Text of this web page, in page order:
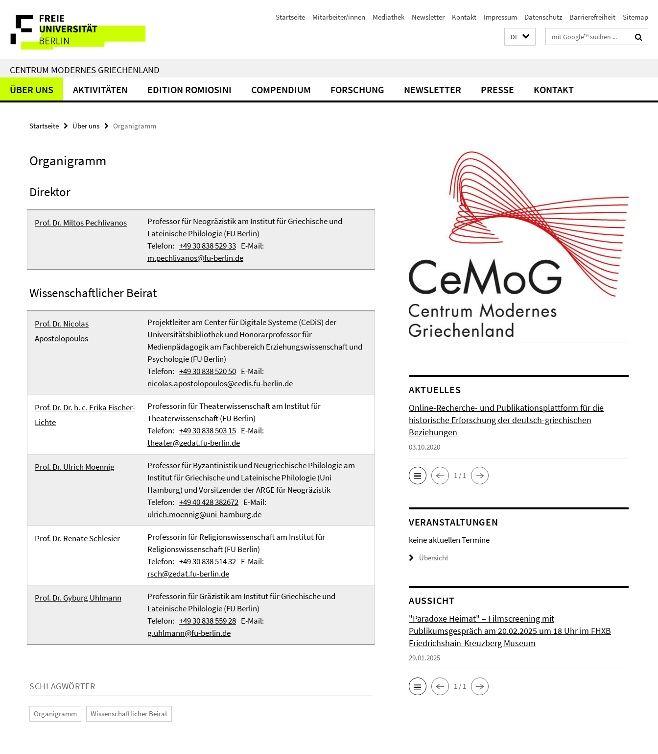
direkt
Inhalt
Service-
Navigation
Startseite Mitarbeiter/innen Mediathek Newsletter Kontakt Impressum Datenschutz Barrierefreiheit Sitemap
DE Suchbegriffe
CENTRUM MODERNES GRIECHENLAND
ÜBER UNS AKTIVITÄTEN EDITION ROMIOSINI COMPENDIUM FORSCHUNG NEWSLETTER PRESSE KONTAKT
Startseite Über uns Organigramm
Organigramm
Direktor
Prof. Dr. Miltos Pechlivanos
Professor für Neogräzistik am Institut für Griechische und
Lateinische Philologie (FU Berlin)
Telefon: +49 30 838 529 33 E-Mail:
m.pechlivanos@fu-berlin.de
Wissenschaftlicher Beirat
Prof. Dr. Nicolas
Apostolopoulos
Projektleiter am Center für Digitale Systeme (CeDiS) der
Universitätsbibliothek und Honorarprofessor für
Medienpädagogik am Fachbereich Erziehungswissenschaft und
Psychologie (FU Berlin)
Telefon: +49 30 838 520 50 E-Mail:
nicolas.apostolopoulos@cedis.fu-berlin.de
Prof. Dr. Dr. h. c. Erika Fischer-
Lichte
Professorin für Theaterwissenschaft am Institut für
Theaterwissenschaft (FU Berlin)
Telefon: +49 30 838 503 15 E-Mail:
theater@zedat.fu-berlin.de
Prof. Dr. Ulrich Moennig
Professor für Byzantinistik und Neugriechische Philologie am
Institut für Griechische und Lateinische Philologie (Uni
Hamburg) und Vorsitzender der ARGE für Neogräzistik
Telefon: +49 40 428 382672 E-Mail:
ulrich.moennig@uni-hamburg.de
Prof. Dr. Renate Schlesier
Professorin für Religionswissenschaft am Institut für
Religionswissenschaft (FU Berlin)
Telefon: +49 30 838 514 32 E-Mail:
rsch@zedat.fu-berlin.de
Prof. Dr. Gyburg Uhlmann
Professorin für Gräzistik am Institut für Griechische und
Lateinische Philologie (FU Berlin)
Telefon: +49 30 838 559 28 E-Mail:
g.uhlmann@fu-berlin.de
SCHLAGWÖRTER
Organigramm Wissenschaftlicher Beirat
AKTUELLES
Online-Recherche- und Publikationsplattform für die
historische Erforschung der deutsch-griechischen
Beziehungen
03.10.2020
1 / 1
VERANSTALTUNGEN
keine aktuellen Termine
Übersicht
AUSSICHT
"Paradoxe Heimat" – Filmscreening mit
Publikumsgespräch am 20.02.2025 um 18 Uhr im FHXB
Friedrichshain-Kreuzberg Museum
29.01.2025
1 / 1